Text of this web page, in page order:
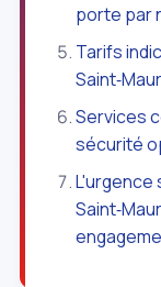
porte par
Tarifs
Services
sécurité
L'urgence